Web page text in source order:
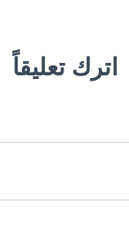
اترك تعليقاً